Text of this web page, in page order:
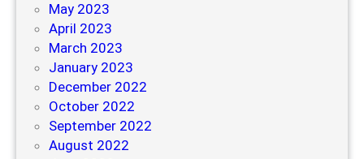
May 2023
April 2023
March 2023
January 2023
December 2022
October 2022
September 2022
August 2022